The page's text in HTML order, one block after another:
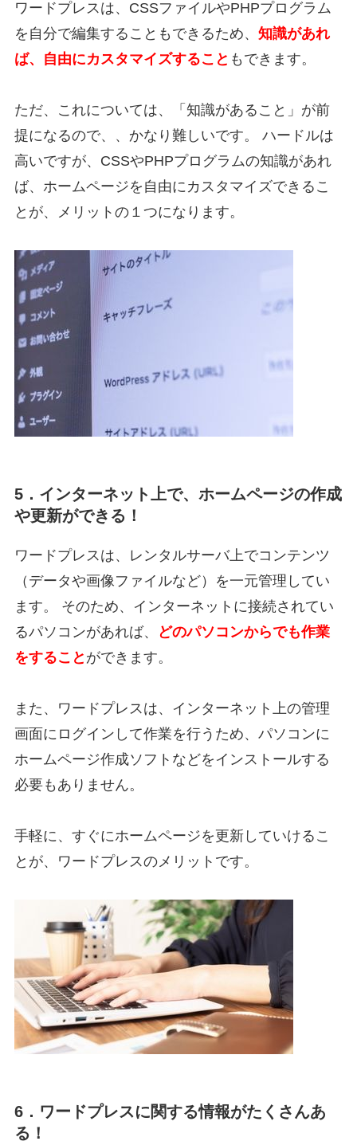
ワードプレスは、CSSファイルやPHPプログラム
を自分で編集することもできるため、 知識があれ
ば、自由にカスタマイズすること もできます。
ただ、これについては、「知識があること」が前
提になるので、、かなり難しいです。 ハードルは
高いですが、CSSやPHPプログラムの知識があれ
ば、ホームページを自由にカスタマイズできるこ
とが、メリットの１つになります。
5．インターネット上で、ホームページの作成
や更新ができる！
ワードプレスは、レンタルサーバ上でコンテンツ
（データや画像ファイルなど）を一元管理してい
ます。 そのため、インターネットに接続されてい
るパソコンがあれば、
どのパソコンからでも作業
をすること ができます。
また、ワードプレスは、インターネット上の管理
画面にログインして作業を行うため、パソコンに
ホームページ作成ソフトなどをインストールする
必要もありません。
手軽に、すぐにホームページを更新していけるこ
とが、ワードプレスのメリットです。
6．ワードプレスに関する情報がたくさんあ
る！